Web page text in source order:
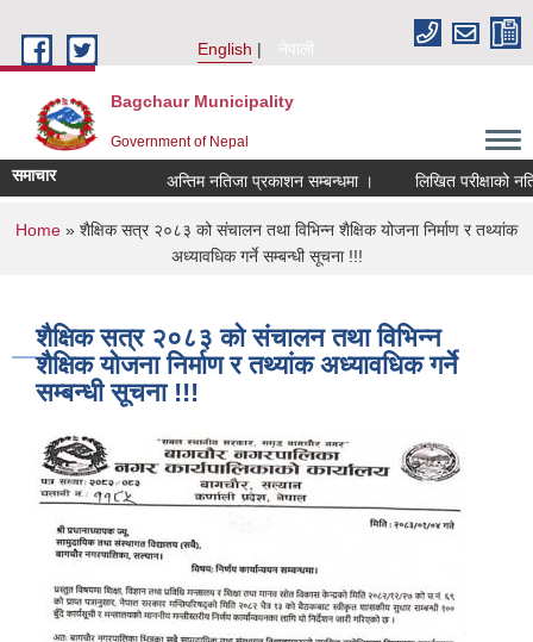
English
नेपाली
Bagchaur Municipality
Government of Nepal
समाचार अन्तिम नतिजा प्रकाशन सम्बन्धमा । लिखित परीक्षाको
You are here
Home » शैक्षिक सत्र २०८३ को संचालन तथा विभिन्न शैक्षिक योजना निर्माण र तथ्यांक
अध्यावधिक गर्ने सम्बन्धी सूचना !!!
शैक्षिक सत्र २०८३ को संचालन तथा विभिन्न
शैक्षिक योजना निर्माण र तथ्यांक अध्यावधिक गर्ने
सम्बन्धी सूचना !!!